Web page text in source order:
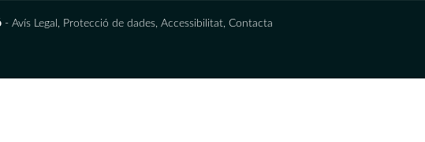
- Avís Legal , Protecció de dades, Accessibilitat, Contacta